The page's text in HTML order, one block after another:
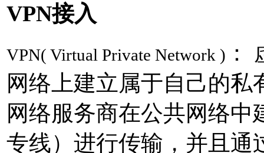
VPN接入
VPN( Virtual Private Network ) ：
网络上建立属于自己的私
网络服务商在公共网络
专线）进行传输，并且通